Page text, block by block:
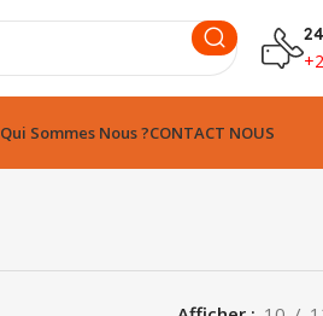
Qui Sommes Nous ?CONTACT NOUS